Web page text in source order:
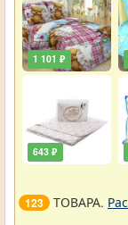
1 101 ₽
643 ₽
123 ТОВАРА.